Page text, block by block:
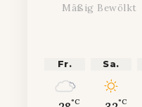
Mäßig Bewölkt
Fr.
°C
Sa.
°C